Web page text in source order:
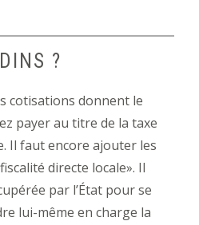
?
cotisations donnent le
payer au titre de la taxe
Il faut encore ajouter les
directe locale». Il
par l’État pour se
lui-même en charge la